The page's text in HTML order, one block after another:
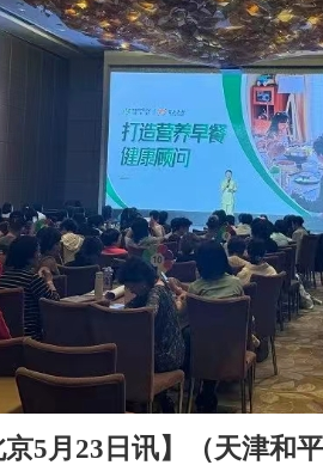
京5月23日讯】（天津和